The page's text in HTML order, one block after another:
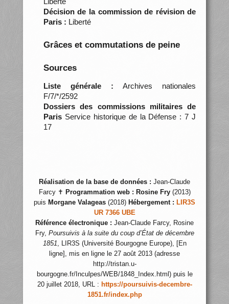
Décision de la commission de révision de
Paris : Liberté
Grâces et commutations de peine
Sources
Liste générale : Archives nationales
F/7/*/2592
Dossiers des commissions militaires de
ParisService historique de la Défense : 7 J
17
Réalisation de la base de données : Jean-Claude
Farcy ✝ Programmation web : Rosine Fry(2013)
puis Morgane Valageas (2018) Hébergement : LIR3S
UR 7366 UBE
Référence électronique : Jean-Claude Farcy, Rosine
Fry, Poursuivis à la suite du coup d’État de décembre
1851, LIR3S (Université Bourgogne Europe), [En
ligne], mis en ligne le 27 août 2013 (adresse
http://tristan.u-
bourgogne.fr/Inculpes/WEB/1848_Index.html) puis le
20 juillet 2018, URL : https://poursuivis-decembre-
1851.fr/index.php